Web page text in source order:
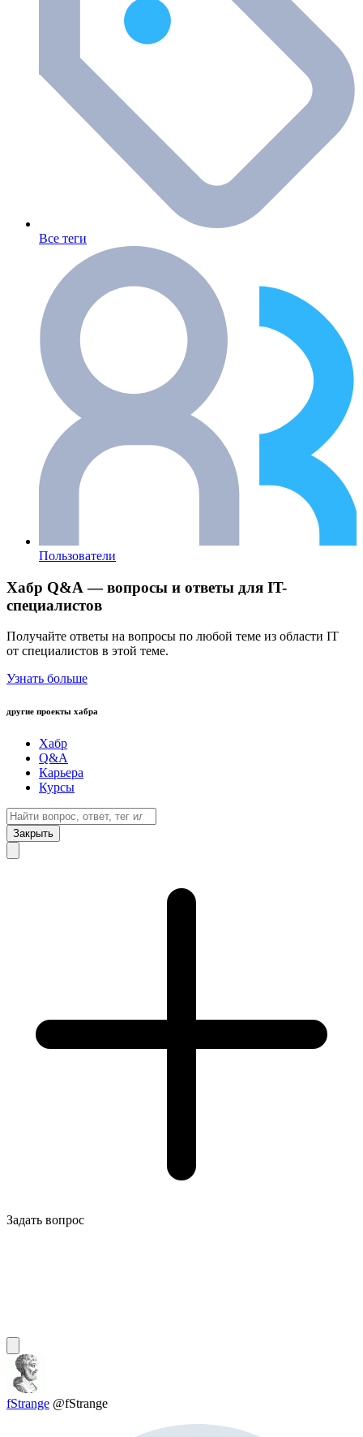
Все теги
Пользователи
Хабр Q&A — вопросы и ответы для IT-
специалистов
Получайте ответы на вопросы по любой теме из области IT
от специалистов в этой теме.
Узнать больше
другие проекты хабра
Хабр
Q&A
Карьера
Курсы
Закрыть
Задать вопрос
fStrange @fStrange